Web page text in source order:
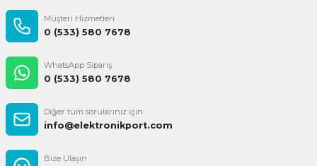
Müşteri Hizmetleri
0 (533) 580 7678
WhatsApp Sipariş
0 (533) 580 7678
Diğer tüm sorularınız için
info@elektronikport.com
Bize Ulaşın